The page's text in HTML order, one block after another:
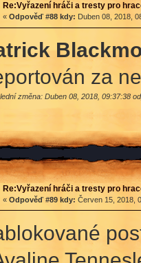
Re:Vyřazení hráči a tresty pro
« Odpověď #88 kdy: Duben 08, 2018,
za
změna: Duben 08, 2018, 09:37:38
Re:Vyřazení hráči a tresty pro
« Odpověď #89 kdy: Červen 15, 2018,